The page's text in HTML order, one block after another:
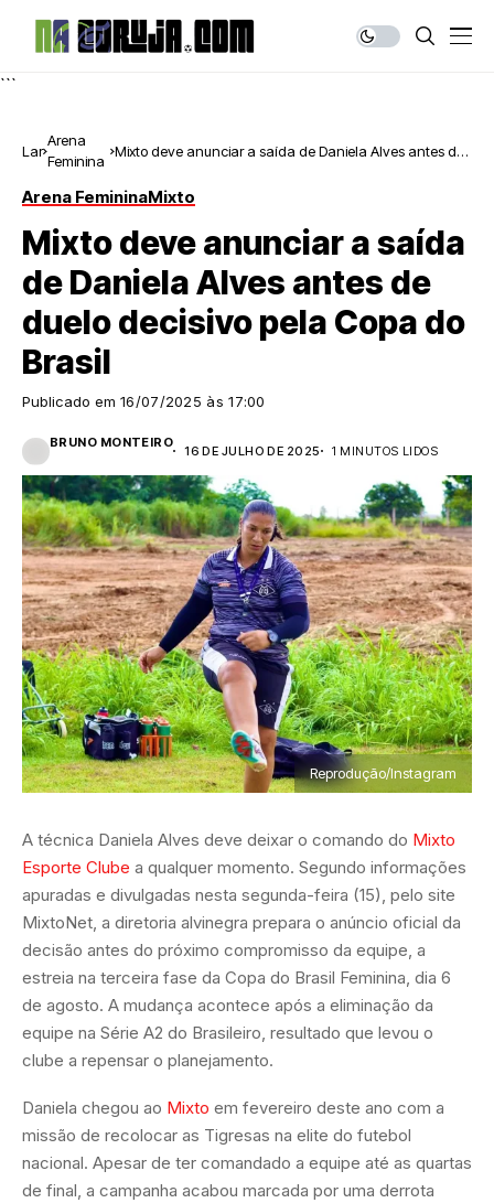
```
Lar
Arena
Feminina
Mixto deve anunciar a saída de Daniela Alves antes de
Arena FemininaMixto
Mixto deve anunciar a saída
de Daniela Alves antes de
duelo decisivo pela Copa do
Brasil
Publicado em 16/07/2025 às 17:00
BRUNO MONTEIRO
16 DE JULHO DE 2025 1 MINUTOS LIDOS
Reprodução/Instagram
A técnica Daniela Alves deve deixar o comando do Mixto
Esporte Clube a qualquer momento. Segundo informações
apuradas e divulgadas nesta segunda-feira (15), pelo site
MixtoNet, a diretoria alvinegra prepara o anúncio oficial da
decisão antes do próximo compromisso da equipe, a
estreia na terceira fase da Copa do Brasil Feminina, dia 6
de agosto. A mudança acontece após a eliminação da
equipe na Série A2 do Brasileiro, resultado que levou o
clube a repensar o planejamento.
Daniela chegou ao Mixto em fevereiro deste ano com a
missão de recolocar as Tigresas na elite do futebol
nacional. Apesar de ter comandado a equipe até as quartas
de final, a campanha acabou marcada por uma derrota